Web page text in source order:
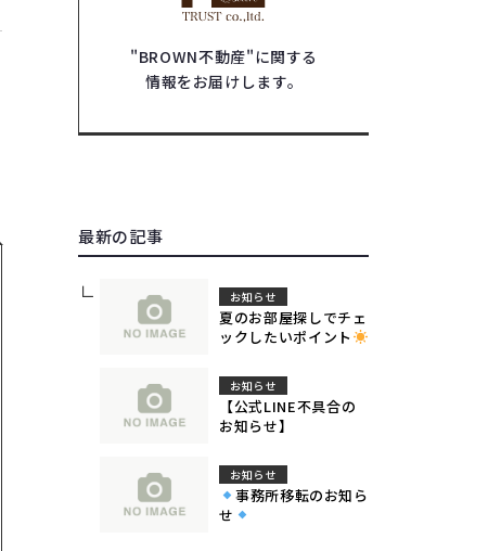
"BROWN不動産"に関する
情報をお届けします。
最新の記事
お知らせ
夏のお部屋探しでチェ
ックしたいポイント
お知らせ
【公式LINE不具合の
お知らせ】
お知らせ
事務所移転のお知ら
せ